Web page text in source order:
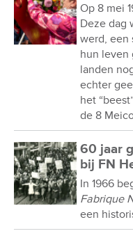
Op 8 mei
Deze dag
werd, een
hun leven
landen
echter
het
de 8
60 jaar
bij FN
In 1966
Fabrique
een